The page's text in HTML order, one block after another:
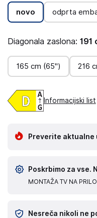
novo odprta
Diagonala zaslona: 191
165 cm (65") 216
Informacijski list
Preverite aktualne
Poskrbimo za vse.
MONTAŽA TV NA
Nesreča nikoli ne